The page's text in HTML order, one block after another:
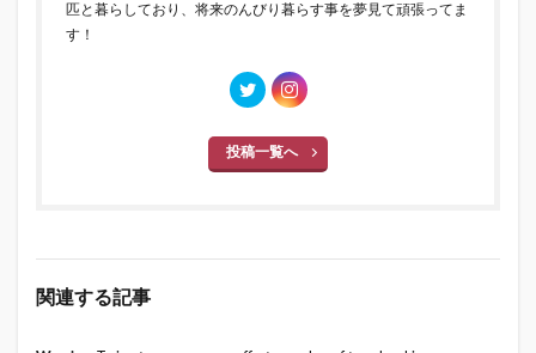
匹と暮らしており、将来のんびり暮らす事を夢見て頑張ってま
す！
投稿一覧へ
関連する記事